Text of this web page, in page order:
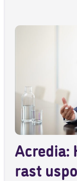
Acredia:
rast